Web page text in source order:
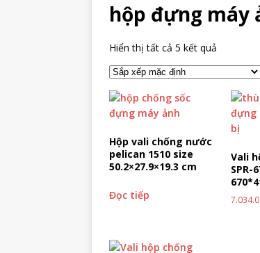
hộp đựng máy
Hiển thị tất cả 5 kết quả
Hộp vali chống nước
pelican 1510 size
50.2×27.9×19.3 cm
Đọc tiếp
Vali
SPR-